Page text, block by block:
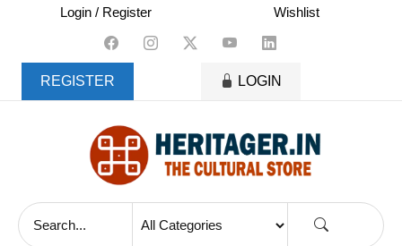
content
Login / Register Wishlist
REGISTER LOGIN